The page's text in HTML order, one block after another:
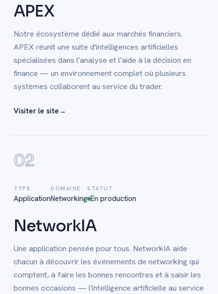
APEX
Notre écosystème dédié aux marchés financiers.
APEX réunit une suite d'intelligences artificielles
spécialisées dans l'analyse et l'aide à la décision en
finance — un environnement complet où plusieurs
systèmes collaborent au service du trader.
Visiter le site →
02
TYPE
Application
DOMAINE
Networking
STATUT
En production
NetworkIA
Une application pensée pour tous. NetworkIA aide
chacun à découvrir les événements de networking qui
comptent, à faire les bonnes rencontres et à saisir les
bonnes occasions — l'intelligence artificielle au service